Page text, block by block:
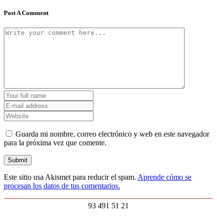
Post A Comment
Guarda mi nombre, correo electrónico y web en este navegador
para la próxima vez que comente.
Este sitio usa Akismet para reducir el spam. Aprende cómo se
procesan los datos de tus comentarios.
93 491 51 21